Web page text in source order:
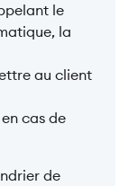
le
la
au client
cas de
de